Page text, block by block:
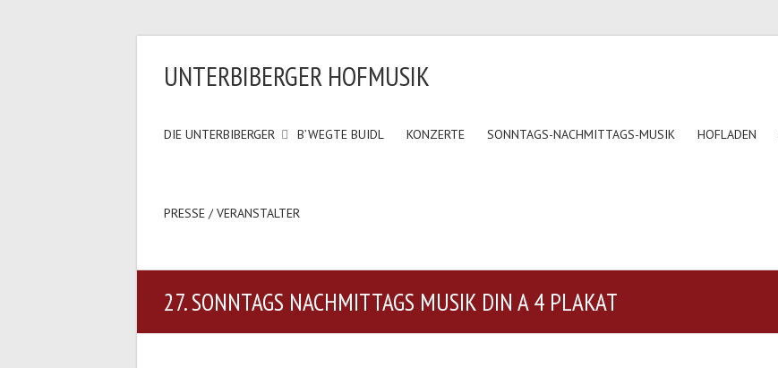
UNTERBIBERGER HOFMUSIK
DIE UNTERBIBERGER B’WEGTE BUIDL KONZERTE SONNTAGS-NACHMITTAGS-MUSIK HOFLADEN
PRESSE / VERANSTALTER
27. SONNTAGS NACHMITTAGS MUSIK DIN A 4 PLAKAT